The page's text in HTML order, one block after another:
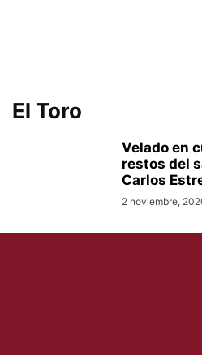
El Toro
Velado en
restos del
Carlos
2 noviembre,